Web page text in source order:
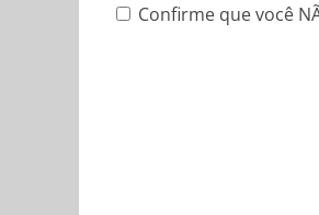
Confirme que você